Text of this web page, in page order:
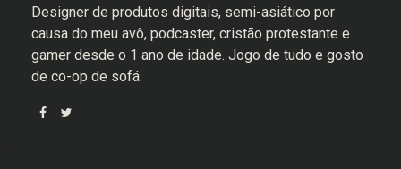
Designer de produtos digitais, semi-asiático por
causa do meu avô, podcaster, cristão protestante e
gamer desde o 1 ano de idade. Jogo de tudo e gosto
de co-op de sofá.